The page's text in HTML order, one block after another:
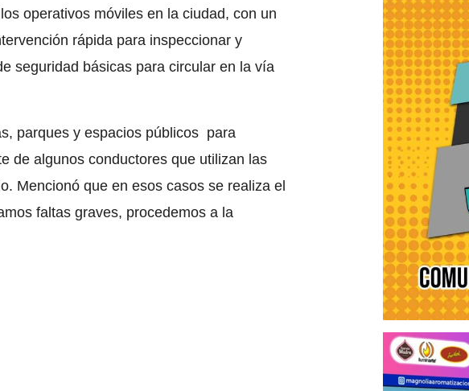
operativos móviles en la ciudad, con un
rápida para inspeccionar y
seguridad básicas para circular en la vía
parques y espacios públicos para
de algunos conductores que utilizan las
Mencionó que en esos casos se realiza el
faltas graves, procedemos a la